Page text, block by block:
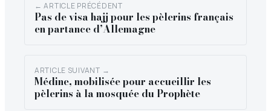
← ARTICLE PRÉCÉDENT
Pas de visa hajj pour les pèlerins français
en partance d’Allemagne
ARTICLE SUIVANT →
Médine, mobilisée pour accueillir les
pèlerins à la mosquée du Prophète